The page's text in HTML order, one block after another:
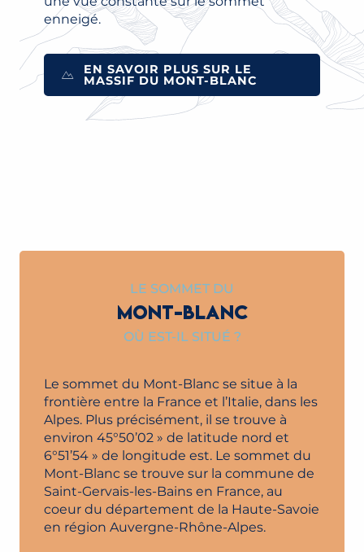
enneigé.
EN SAVOIR PLUS SUR LE
MASSIF DU MONT-BLANC
LE SOMMET DU
MONT-BLANC
OÙ EST-IL SITUÉ ?
Le sommet du Mont-Blanc se situe à la
frontière entre la France et l’Italie, dans les
Alpes. Plus précisément, il se trouve à
environ 45°50’02 » de latitude nord et
6°51’54 » de longitude est. Le sommet du
Mont-Blanc se trouve sur la commune de
Saint-Gervais-les-Bains en France, au
coeur du département de la Haute-Savoie
en région Auvergne-Rhône-Alpes.